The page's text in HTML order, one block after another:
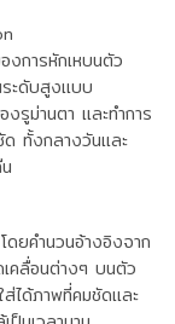
งการหักเหบนตัว
ระดับสูงแบบ
รูม่านตา และทำการ
ด ทั้งกลางวันและ
ดยคำนวนอ้างอิงจาก
เคลื่อนต่างๆ บนตัว
ได้ภาพที่คมชัดและ